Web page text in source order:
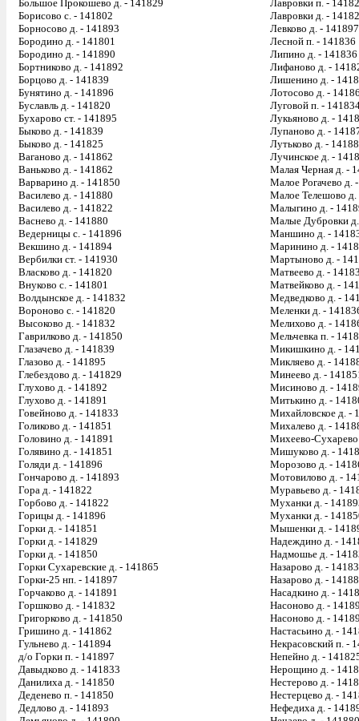
Большое Прокошево д. - 141829
Борисово с. - 141802
Борносово д. - 141893
Бородино д. - 141801
Бородино д. - 141890
Бортниково д. - 141892
Борцово д. - 141839
Бунятино д. - 141896
Буславль д. - 141820
Бухарово ст. - 141895
Быково д. - 141839
Быково д. - 141825
Ваганово д. - 141862
Ваньково д. - 141862
Варварино д. - 141850
Василево д. - 141880
Василево д. - 141822
Васнево д. - 141880
Ведерницы с. - 141896
Векшино д. - 141894
Вербилки ст. - 141930
Власково д. - 141820
Внуково с. - 141801
Волдынское д. - 141832
Вороново с. - 141820
Высоково д. - 141832
Гаврилково д. - 141850
Глазачево д. - 141839
Глазово д. - 141895
Глебездово д. - 141829
Глухово д. - 141892
Глухово д. - 141891
Говейново д. - 141833
Голиково д. - 141851
Головино д. - 141891
Голявино д. - 141851
Голяди д. - 141896
Гончарово д. - 141893
Гора д. - 141822
Горбово д. - 141822
Горицы д. - 141896
Горки д. - 141851
Горки д. - 141829
Горки д. - 141850
Горки Сухаревские д. - 141865
Горки-25 нп. - 141897
Горчаково д. - 141891
Горшково д. - 141832
Григорково д. - 141850
Гришино д. - 141862
Гульнево д. - 141894
д/о Горки п. - 141897
Давыдково д. - 141833
Данилиха д. - 141850
Деденево п. - 141850
Дедлово д. - 141893
Лавровки п. -
Лавровки д. -
Левково д. - 141897
Лесной п. - 141836
Липино д. - 141836
Лифаново д. -
Лишенино д. -
Лотосово д. -
Луговой п. -
Лукьяново д. -
Лупаново д. -
Лутьково д. -
Лучинское д. -
Малая Черная д. -
Малое Рогачево д.
Малое Телешово д.
Малыгино д. -
Малые Дубровки
Маншино д. -
Маринино д. -
Мартыново д. -
Матвеево д. -
Матвейково д. -
Медведково д. -
Меленки д. -
Мелихово д. -
Мельчевка п. -
Микишкино д. -
Микляево д. -
Минеево д. -
Мисиново д. -
Митькино д. -
Михайловское д. -
Михалево д. -
Михеево-
Мишуково д. -
Морозово д. -
Мотовилово д. -
Муравьево д. -
Муханки д. -
Муханки д. -
Мышенки д. -
Надеждино д. -
Надмошье д. -
Назарово д. -
Назарово д. -
Насадкино д. -
Насоново д. -
Насоново д. -
Настасьино д. -
Некрасовский п. -
Непейно д. -
Нерощино д. -
Нестерово д. -
Нестерцево д. -
Нефедиха д. -